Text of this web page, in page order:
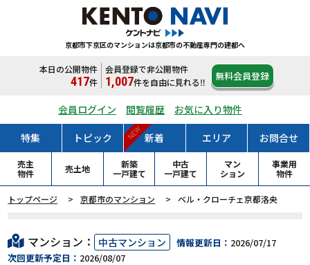
京都市下京区のマンションは京都市の不動産専門の建都へ
本日の公開物件
417件
会員登録で非公開物件
1,007件を自由に見れる‼ 無料会員登録
会員ログイン 閲覧履歴 お気に入り物件
特集 トピック 新着
NEW エリア お問合せ
売主
物件
売土地
新築
一戸建て
中古
一戸建て
マン
ション
事業用
物件
トップページ 京都市のマンション ベル・クローチェ京都洛央
マンション： 中古マンション 情報更新日： 2026/07/17
次回更新予定日： 2026/08/07